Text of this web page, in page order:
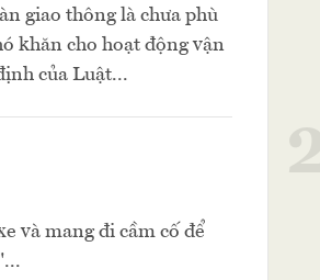
giao thông là chưa phù
khăn cho hoạt động vận
của Luật...
và mang đi cầm cố để